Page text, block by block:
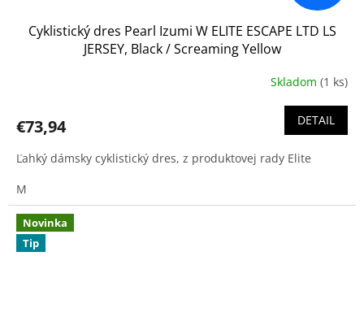
Cyklistický dres Pearl Izumi W ELITE ESCAPE LTD LS
JERSEY, Black / Screaming Yellow
Skladom (1 ks)
€73,94 DETAIL
Ľahký dámsky cyklistický dres, z produktovej rady Elite
M
Novinka
Tip